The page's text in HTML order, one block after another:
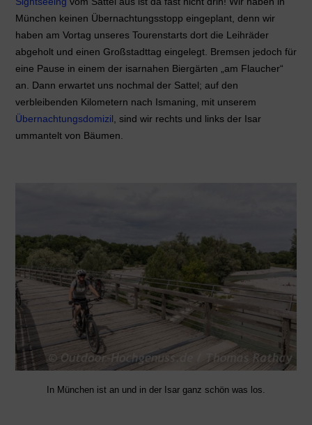
München keinen Übernachtungsstopp eingeplant, denn wir
haben am Vortag unseres Tourenstarts dort die Leihräder
abgeholt und einen Großstadttag eingelegt. Bremsen jedoch für
eine Pause in einem der isarnahen Biergärten „am Flaucher“
an. Dann erwartet uns nochmal der Sattel; auf den
verbleibenden Kilometern nach Ismaning, mit unserem
Übernachtungsdomizil , sind wir rechts und links der Isar
ummantelt von Bäumen.
In München ist an und in der Isar ganz schön was los.